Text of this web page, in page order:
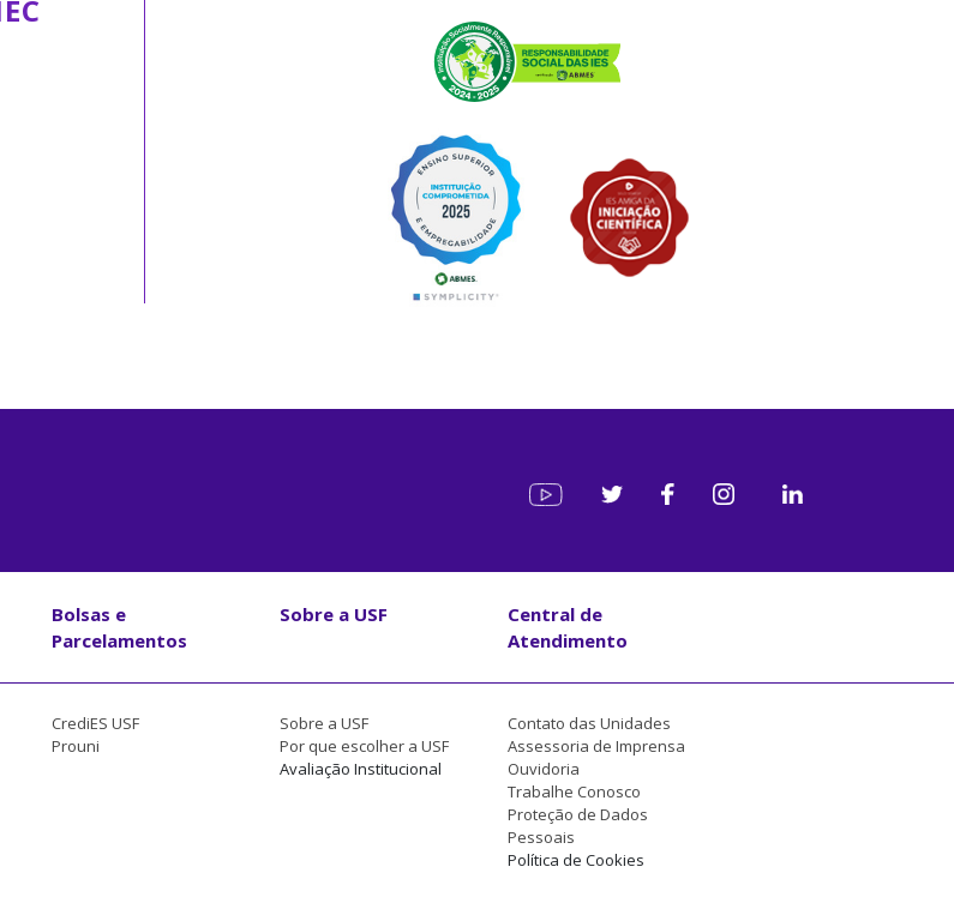
Bolsas e
Parcelamentos
Sobre a USF
Central de
Atendimento
CrediES USF
Prouni
Sobre a USF
Por que escolher a USF
Avaliação Institucional
Contato das Unidades
Assessoria de Imprensa
Ouvidoria
Trabalhe Conosco
Proteção de Dados
Pessoais
Política de Cookies